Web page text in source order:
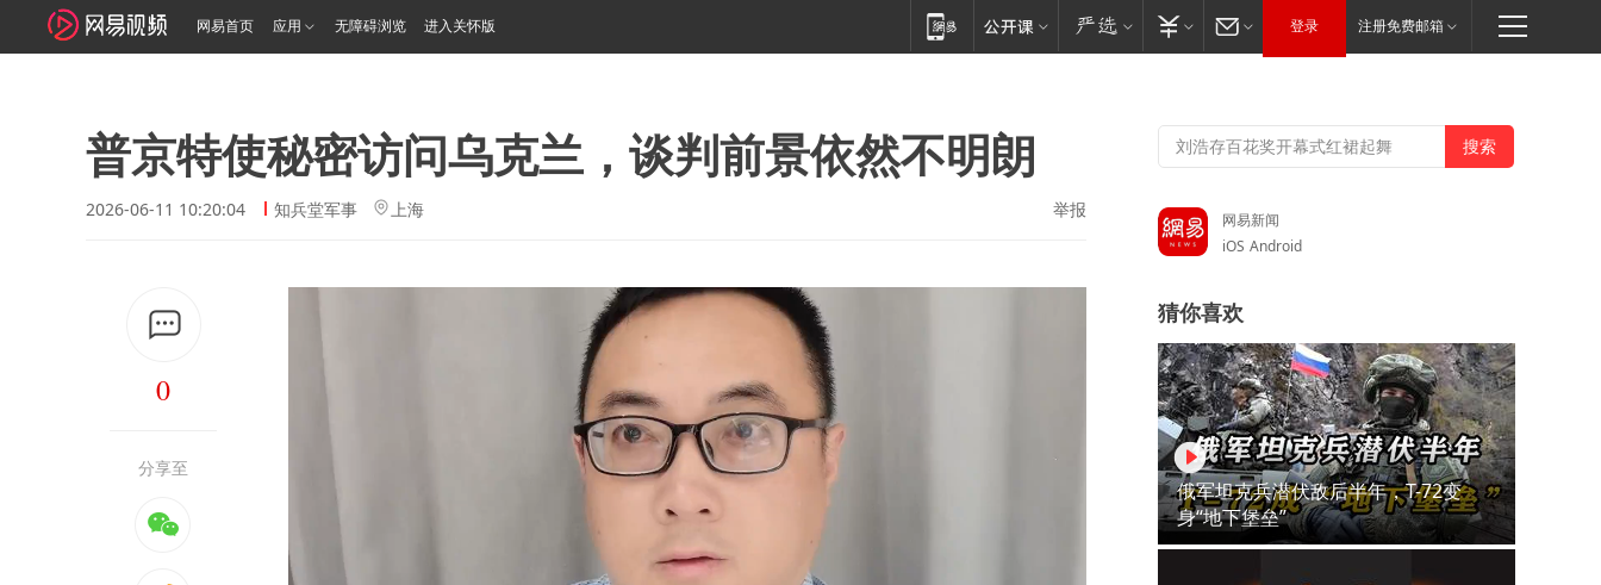
网易首页 应用 无障碍浏览 进入关怀版 登录 注册免费邮箱
普京特使秘密访问乌克兰，谈判前景依然不明朗
2026-06-11 10:20:04 知兵堂军事 上海 举报
0
分享至
网易新闻
iOS Android
猜你喜欢
俄军坦克兵潜伏敌后半年，T-72变
身“地下堡垒”